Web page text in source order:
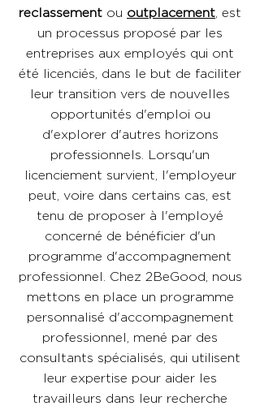
reclassement ou outplacement , est
un processus proposé par les
entreprises aux employés qui ont
été licenciés, dans le but de faciliter
leur transition vers de nouvelles
opportunités d'emploi ou
d'explorer d'autres horizons
professionnels. Lorsqu'un
licenciement survient, l'employeur
peut, voire dans certains cas, est
tenu de proposer à l'employé
concerné de bénéficier d'un
programme d'accompagnement
professionnel. Chez 2BeGood, nous
mettons en place un programme
personnalisé d'accompagnement
professionnel, mené par des
consultants spécialisés, qui utilisent
leur expertise pour aider les
travailleurs dans leur recherche